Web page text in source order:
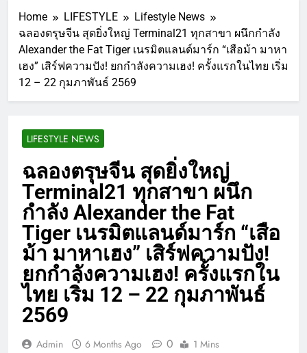
ธุรกิจท่องเที่ยวไทย “ขายได้ ขายดี ขายนาน”
Home LIFESTYLE
Lifestyle News
ฉลองตรุษจีน สุดยิ่งใหญ่ Terminal21 ทุกสาขา ผนึกกำลัง
Alexander the Fat Tiger เนรมิตแลนด์มาร์ก “เสือม้า มาหา
เฮง” เสิร์ฟความปัง! ยกกำลังความเฮง! ครั้งแรกในไทย เริ่ม
12 – 22 กุมภาพันธ์ 2569
LIFESTYLE NEWS
ฉลองตรุษจีน สุดยิ่งใหญ่
Terminal21 ทุกสาขา ผนึก
กำลัง Alexander the Fat
Tiger เนรมิตแลนด์มาร์ก “เสือ
ม้า มาหาเฮง” เสิร์ฟความปัง!
ยกกำลังความเฮง! ครั้งแรกใน
ไทย เริ่ม 12 – 22 กุมภาพันธ์
2569
Admin 6 Months Ago 0 1 Mins